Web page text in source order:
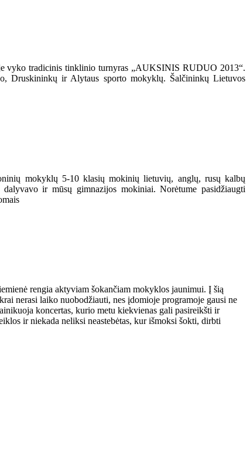
vyko tradicinis tinklinio turnyras „AUKSINIS RUDUO 2013“.
Druskininkų ir Alytaus sporto mokyklų. Šalčininkų Lietuvos
mokyklų 5-10 klasių mokinių lietuvių, anglų, rusų kalbų
ir mūsų gimnazijos mokiniai. Norėtume pasidžiaugti
rengia aktyviam šokančiam mokyklos jaunimui. Į šią
nerasi laiko nuobodžiauti, nes įdomioje programoje gausi ne
koncertas, kurio metu kiekvienas gali pasireikšti ir
ir niekada neliksi neastebėtas, kur išmoksi šokti, dirbti